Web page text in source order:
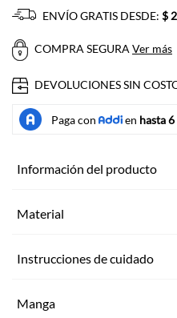
ENVÍO GRATIS DESDE: $
COMPRA SEGURA Ver más
DEVOLUCIONES SIN
Información del producto
Material
Instrucciones de cuidado
Manga